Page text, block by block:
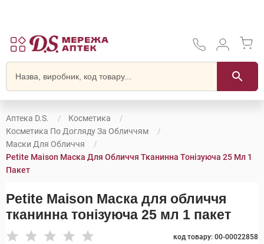
Аптека D.S.
Косметика
Косметика По Догляду За Обличчям
Маски Для Обличчя
Petite Maison Маска Для Обличчя Тканинна Тонізуюча 25 Мл 1
Пакет
Petite Maison Маска для обличчя
тканинна тонізуюча 25 мл 1 пакет
код товару: 00-00022858